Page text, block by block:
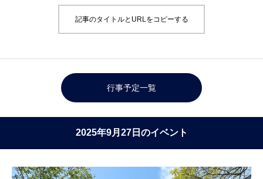
記事のタイトルとURLをコピーする
行事予定一覧
2025年9月27日のイベント